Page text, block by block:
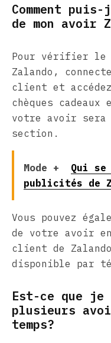
Comment
de mon avoir
Pour vérifier le
Zalando,
client et
chèques
votre avoir sera
section.
Mode +
Qui
publicités de
Vous pouvez
de votre avoir
client de
disponible par
Est-ce que
plusieurs
temps?